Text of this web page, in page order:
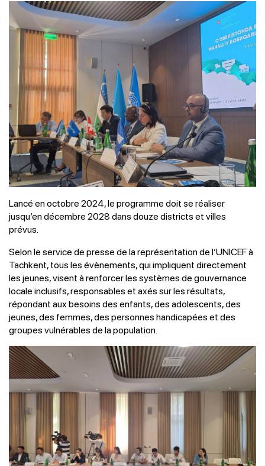
Lancé en octobre 2024, le programme doit se réaliser
jusqu’en décembre 2028 dans douze districts et villes
prévus.
Selon le service de presse de la représentation de l’UNICEF à
Tachkent, tous les évènements, qui impliquent directement
les jeunes, visent à renforcer les systèmes de gouvernance
locale inclusifs, responsables et axés sur les résultats,
répondant aux besoins des enfants, des adolescents, des
jeunes, des femmes, des personnes handicapées et des
groupes vulnérables de la population.